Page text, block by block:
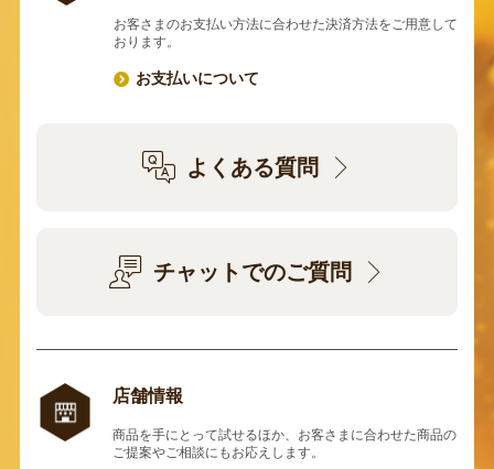
お客さまのお支払い方法に合わせた決済方法をご用意して
おります。
お支払いについて
よくある質問
チャットでのご質問
店舗情報
商品を手にとって試せるほか、お客さまに合わせた商品の
ご提案やご相談にもお応えします。